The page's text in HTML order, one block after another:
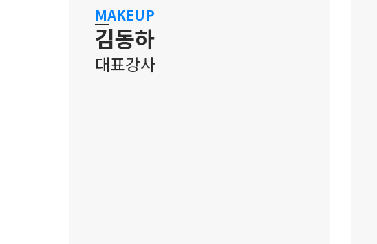
충실한 기본기와 효과적인 테크닉
MAKEUP
김동하
대표강사